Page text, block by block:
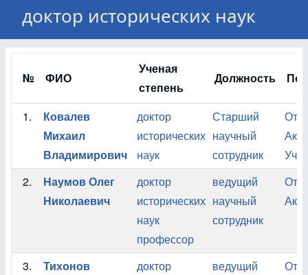
доктор исторических наук
№ ФИО
Ученая
степень
Должность
1.
Ковалев
Михаил
Владимирович
доктор
исторических
наук
Старший
научный
сотрудник
2.
Наумов Олег
Николаевич
доктор
исторических
наук
профессор
ведущий
научный
сотрудник
3.
Тихонов
доктор
ведущий